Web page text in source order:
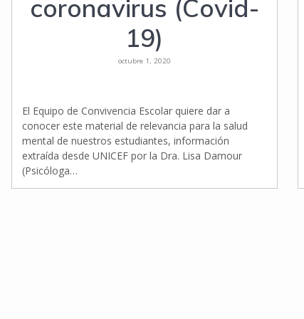
coronavirus (Covid-
19)
octubre 1, 2020
El Equipo de Convivencia Escolar quiere dar a
conocer este material de relevancia para la salud
mental de nuestros estudiantes, información
extraída desde UNICEF por la Dra. Lisa Damour
(Psicóloga…